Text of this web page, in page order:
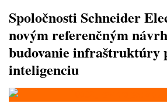
Spoločnosti Schneider
novým referenčným
budovanie infraštruktúry
inteligenciu